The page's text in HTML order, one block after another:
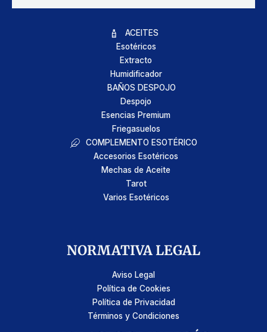
ACEITES
Esotéricos
Extracto
Humidificador
BAÑOS DESPOJO
Despojo
Esencias Premium
Friegasuelos
COMPLEMENTO ESOTÉRICO
Accesorios Esotéricos
Mechas de Aceite
Tarot
Varios Esotéricos
NORMATIVA LEGAL
Aviso Legal
Política de Cookies
Política de Privacidad
Términos y Condiciones